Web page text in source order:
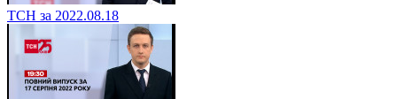
ТСН за 2022.08.18